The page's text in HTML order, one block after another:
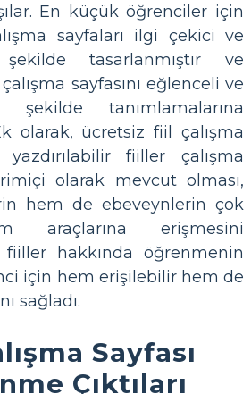
En küçük öğrenciler için
sayfaları ilgi çekici ve
tasarlanmıştır ve
sayfasını eğlenceli ve
tanımlamalarına
olarak, ücretsiz fiil çalışma
yazdırılabilir fiiller çalışma
olarak mevcut olması,
hem de ebeveynlerin çok
araçlarına erişmesini
fiiller hakkında öğrenmenin
için hem erişilebilir hem de
sağladı.
Sayfası
Çıktıları